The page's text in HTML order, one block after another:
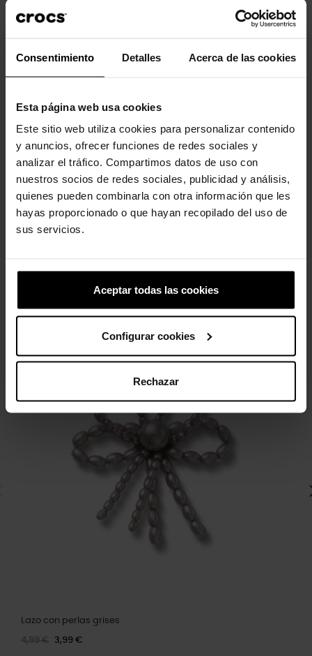
Consentimiento Detalles Acerca de las cookies
Esta página web usa cookies
Este sitio web utiliza cookies para personalizar contenido
y anuncios, ofrecer funciones de redes sociales y
analizar el tráfico. Compartimos datos de uso con
nuestros socios de redes sociales, publicidad y análisis,
quienes pueden combinarla con otra información que les
hayas proporcionado o que hayan recopilado del uso de
sus servicios.
Aceptar todas las cookies
Configurar cookies
Rechazar
5,99 € 4,79 €
-20%
Mecha de cabelo longo rosa
5,99 € 4,79 €
-20%
Meta borboleta
5,99 € 4,79 €
4 outros produtos na mesma
Lazo con perlas grises
4,99 € 3,99 €